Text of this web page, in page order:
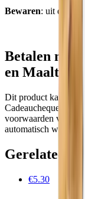
Bewaren: uit de
Betalen met
en
Dit product kan je bij
Cadeaucheques en
voorwaarden van je
automatisch welke
€5.30